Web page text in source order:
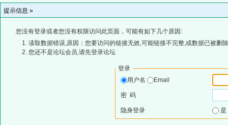
提示信息 »
您没有登录或者您没有权限访问此页面，可能有如下几个原因:
读取数据错误,原因：您要访问的链接无效,可能链接不完整,或数据已被删
您还不是论坛会员,请先登录论坛
登录
用户名
Email
密 码
隐身登录